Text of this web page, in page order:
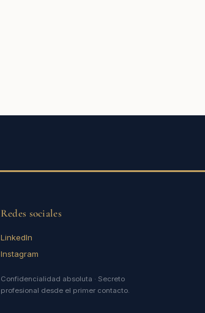
Redes sociales
LinkedIn
Instagram
Confidencialidad absoluta · Secreto
profesional desde el primer contacto.